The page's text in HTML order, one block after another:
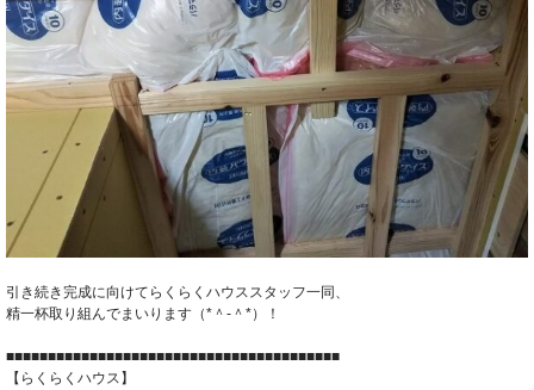
引き続き完成に向けてらくらくハウススタッフ一同、
精一杯取り組んでまいります（*＾-＾*）！
■■■■■■■■■■■■■■■■■■■■■■■■■■■■■■■■■■■■■■■■
【らくらくハウス】